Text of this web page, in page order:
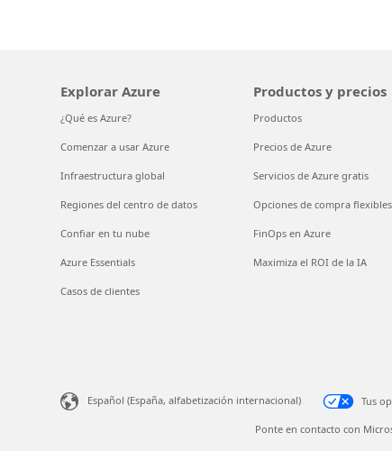
Explorar Azure
¿Qué es Azure?
Comenzar a usar Azure
Infraestructura global
Regiones del centro de datos
Confiar en tu nube
Azure Essentials
Casos de clientes
Productos y precios
Productos
Precios de Azure
Servicios de Azure gratis
Opciones de compra flexibles
FinOps en Azure
Maximiza el ROI de la IA
Español (España, alfabetización internacional) Tus
Ponte en contacto con